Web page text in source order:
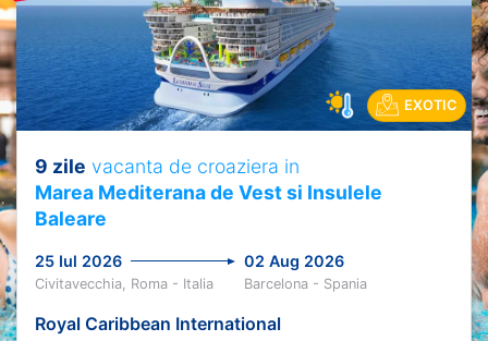
EXOTIC
9 zile vacanta de croaziera in
Marea Mediterana de Vest si Insulele
Baleare
25 Iul 2026 02 Aug 2026
Civitavecchia, Roma - Italia Barcelona - Spania
Royal Caribbean International